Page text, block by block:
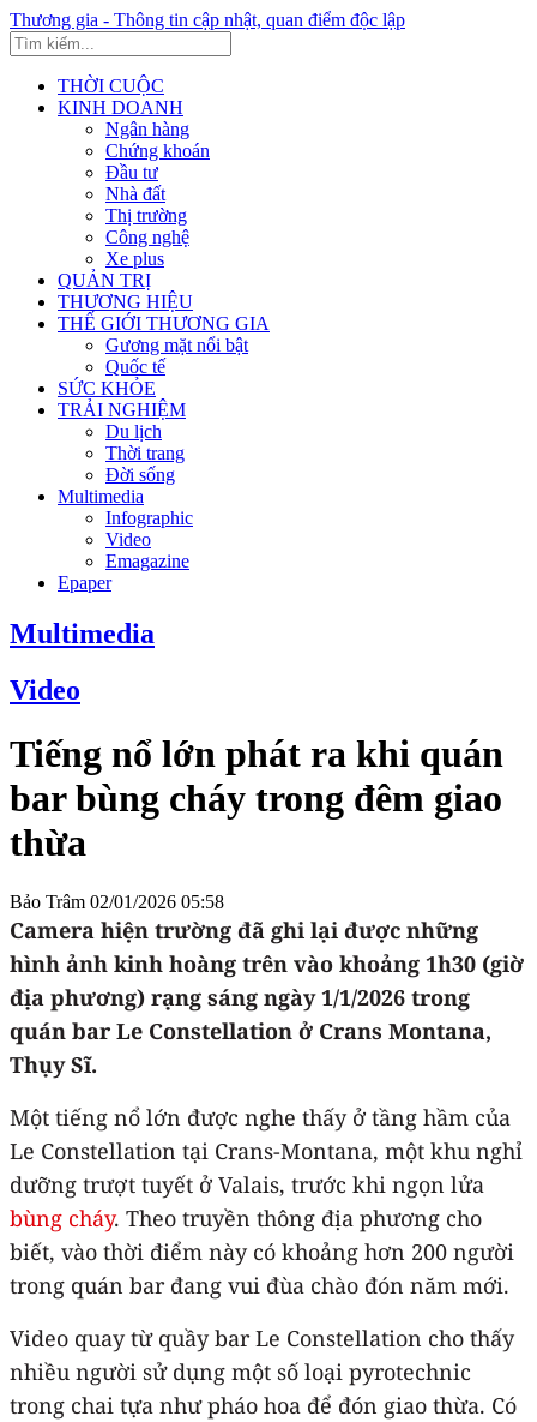
Thương gia - Thông tin cập nhật, quan điểm độc lập
THỜI CUỘC
KINH DOANH
Ngân hàng
Chứng khoán
Đầu tư
Nhà đất
Thị trường
Công nghệ
Xe plus
QUẢN TRỊ
THƯƠNG HIỆU
THẾ GIỚI THƯƠNG GIA
Gương mặt nổi bật
Quốc tế
SỨC KHỎE
TRẢI NGHIỆM
Du lịch
Thời trang
Đời sống
Multimedia
Infographic
Video
Emagazine
Epaper
Multimedia
Video
Tiếng nổ lớn phát ra khi quán
bar bùng cháy trong đêm giao
thừa
Bảo Trâm 02/01/2026 05:58
Camera hiện trường đã ghi lại được những
hình ảnh kinh hoàng trên vào khoảng 1h30 (giờ
địa phương) rạng sáng ngày 1/1/2026 trong
quán bar Le Constellation ở Crans Montana,
Thụy Sĩ.
Một tiếng nổ lớn được nghe thấy ở tầng hầm của
Le Constellation tại Crans-Montana, một khu nghỉ
dưỡng trượt tuyết ở Valais, trước khi ngọn lửa
bùng cháy. Theo truyền thông địa phương cho
biết, vào thời điểm này có khoảng hơn 200 người
trong quán bar đang vui đùa chào đón năm mới.
Video quay từ quầy bar Le Constellation cho thấy
nhiều người sử dụng một số loại pyrotechnic
trong chai tựa như pháo hoa để đón giao thừa. Có